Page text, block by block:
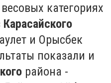
категориях
Карасайского
и Орысбек
показали и
района -